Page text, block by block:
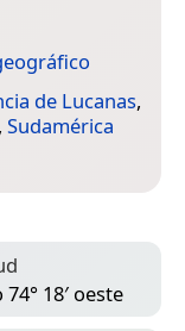
de Lucanas,
, Sudamérica
74° 18′ oeste